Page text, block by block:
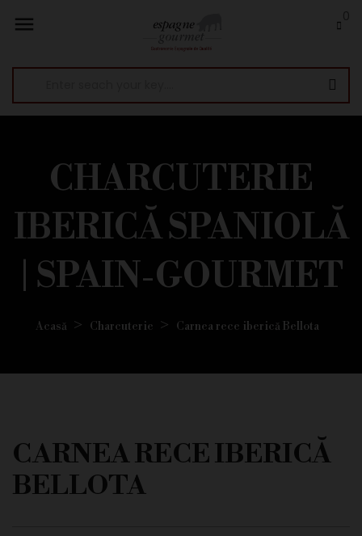

CHARCUTERIE
IBERICĂ SPANIOLĂ
| SPAIN-GOURMET
Acasă Charcuterie Carnea rece iberică Bellota
CARNEA RECE IBERICĂ
BELLOTA